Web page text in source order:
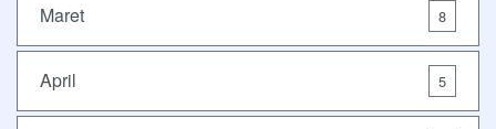
Maret 8
April 5